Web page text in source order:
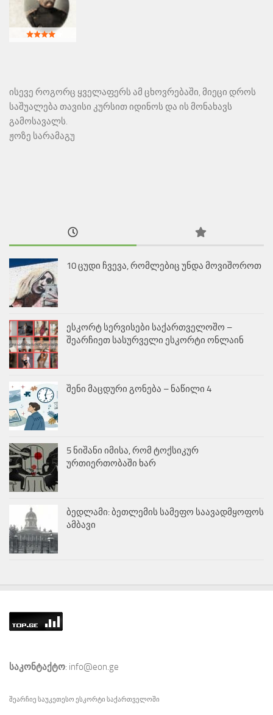
ისევე როგორც ყველაფერს ამ ცხოვრებაში, მიეცი დროს
საშუალება თავისი კურსით იდინოს და ის მონახავს
გამოსავალს.
ჟოზე სარამაგუ
10 ცუდი ჩვევა, რომლებიც უნდა მოვიშოროთ
ესკორტ სერვისები საქართველოშო –
შეარჩიეთ სასურველი ესკორტი ონლაინ
შენი მაცდური გონება – ნაწილი 4
5 ნიშანი იმისა, რომ ტოქსიკურ
ურთიერთობაში ხარ
ბედლამი: ბეთლემის სამეფო საავადმყოფოს
ამბავი
საკონტაქტო: info@eon.ge
შეარჩიე საუკეთესო ესკორტი საქართველოში